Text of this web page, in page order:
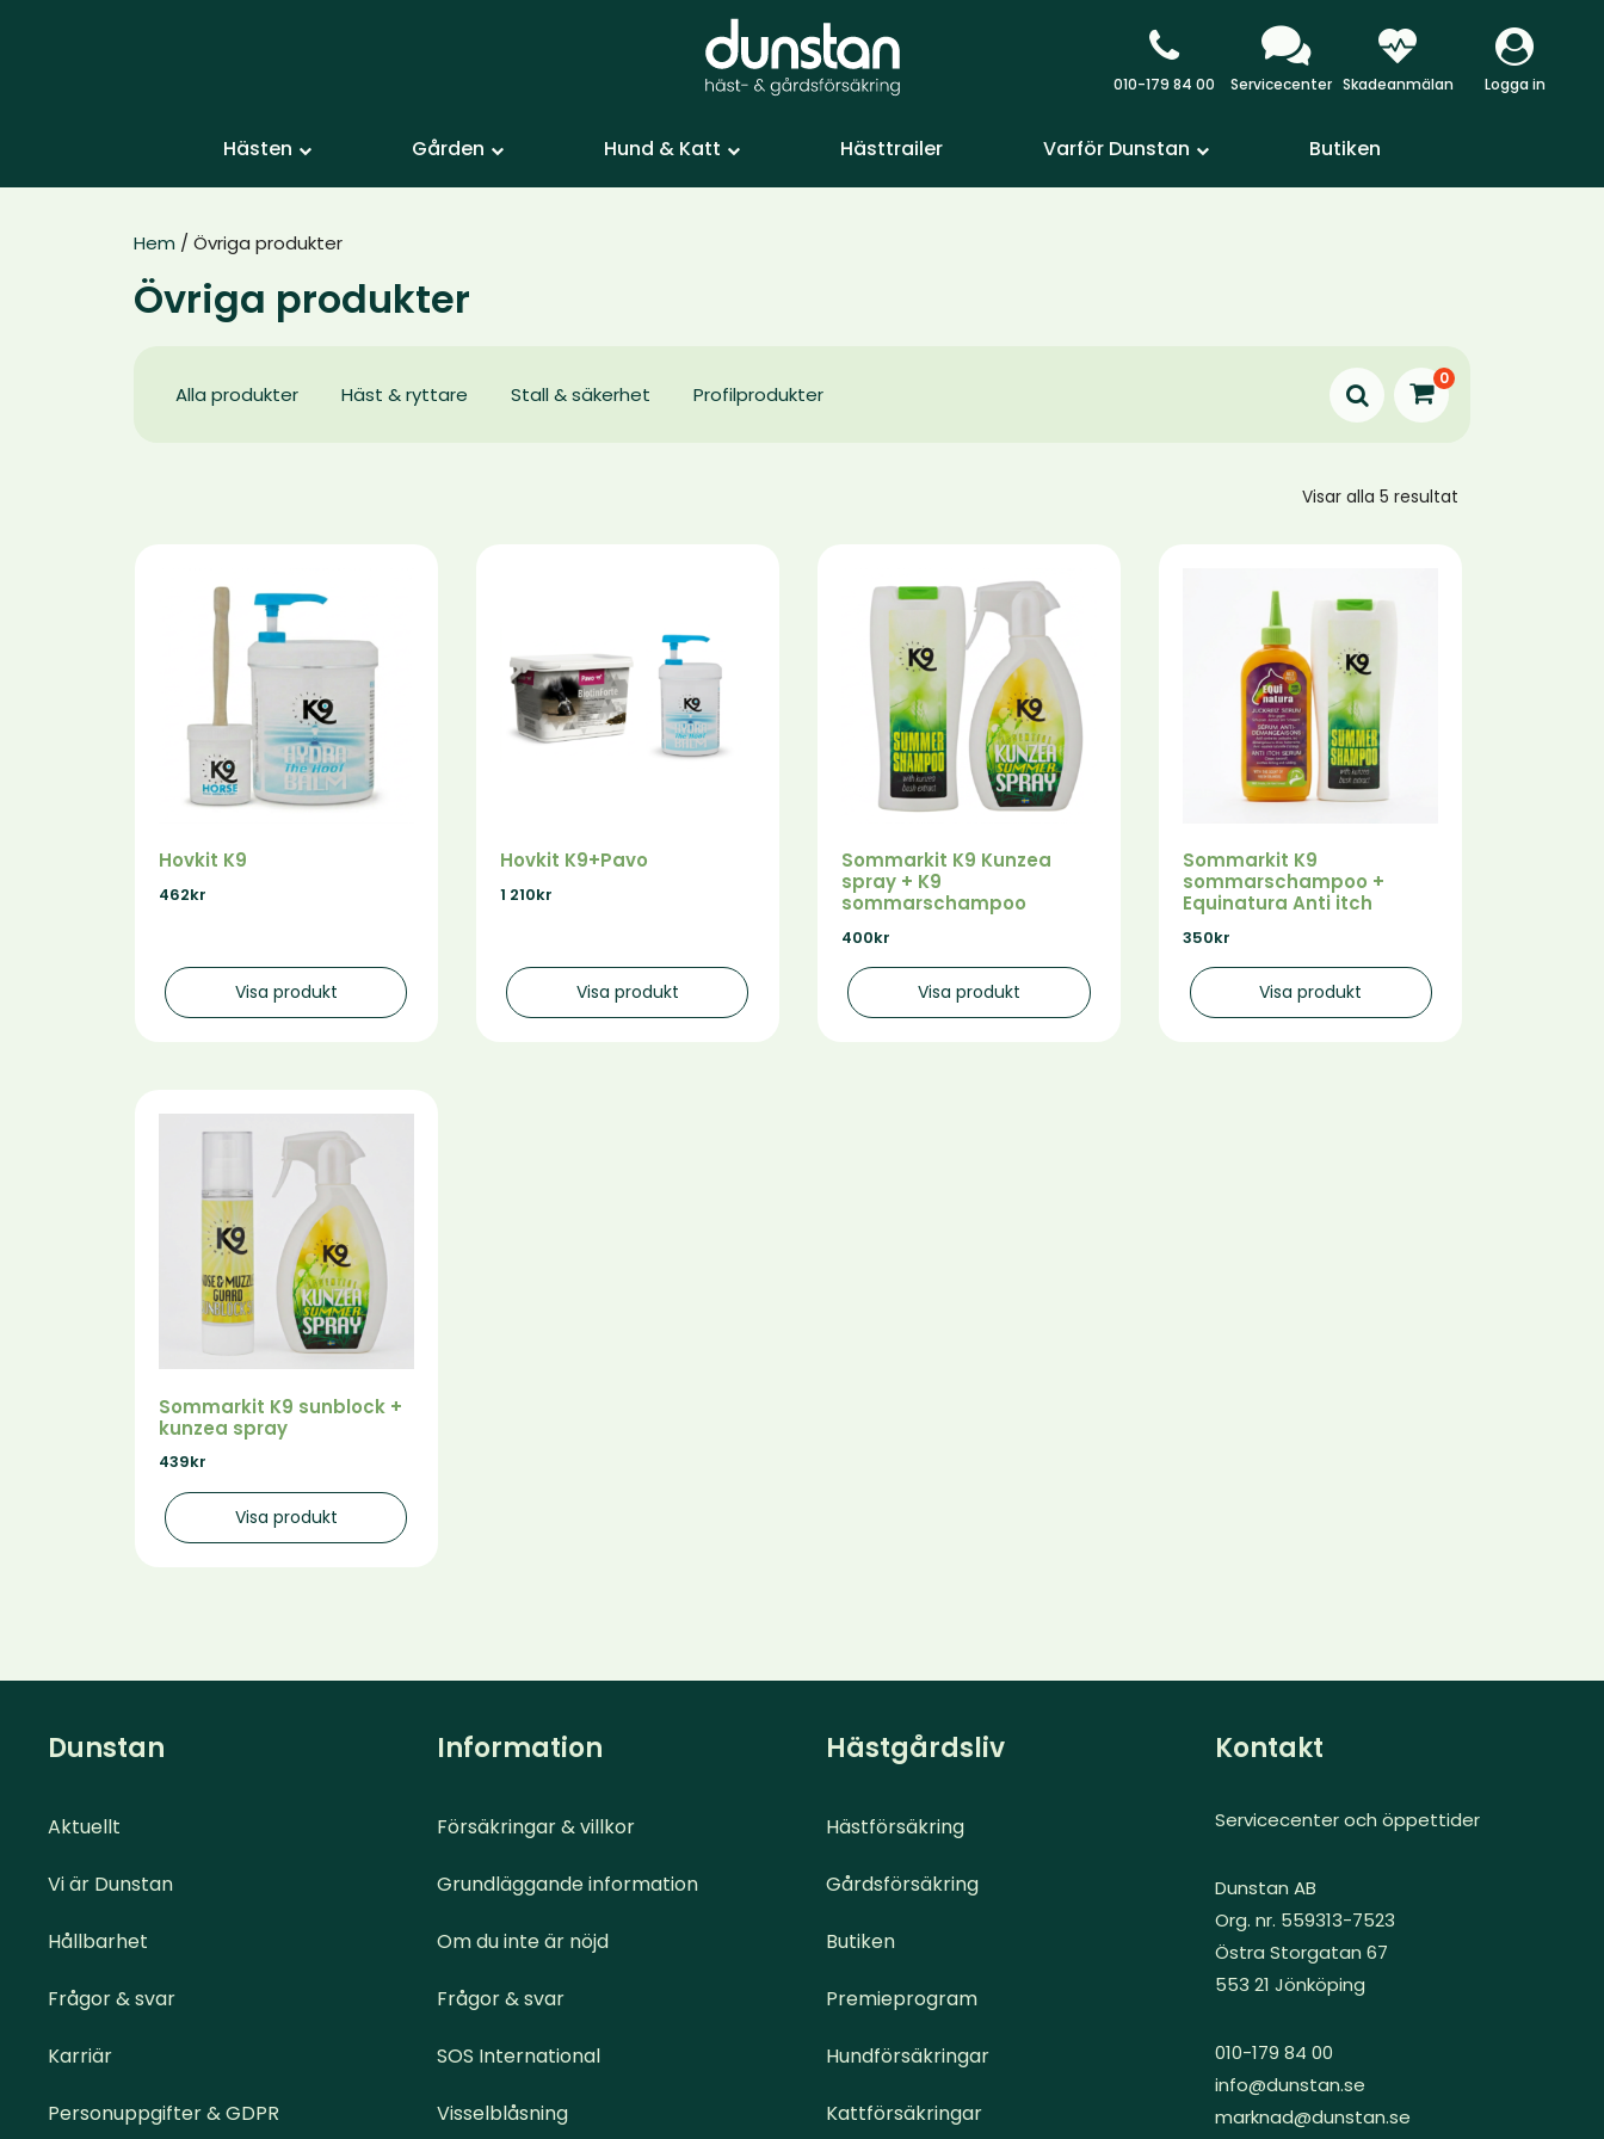
010-179 84 00 Servicecenter Skadeanmälan Logga in
Hästen Gården Hund & Katt Hästtrailer Varför Dunstan Butiken
Hem / Övriga produkter
Övriga produkter
Alla produkter Häst & ryttare Stall & säkerhet Profilprodukter
0
Visar alla 5 resultat
Hovkit K9
462kr
Visa produkt
Hovkit K9+Pavo
1 210kr
Visa produkt
Sommarkit K9 Kunzea
spray + K9
sommarschampoo
400kr
Visa produkt
Sommarkit K9
sommarschampoo +
Equinatura Anti itch
350kr
Visa produkt
Sommarkit K9 sunblock +
kunzea spray
439kr
Visa produkt
Dunstan
Aktuellt
Vi är Dunstan
Hållbarhet
Frågor & svar
Karriär
Personuppgifter & GDPR
Information
Försäkringar & villkor
Grundläggande information
Om du inte är nöjd
Frågor & svar
SOS International
Visselblåsning
Hästgårdsliv
Hästförsäkring
Gårdsförsäkring
Butiken
Premieprogram
Hundförsäkringar
Kattförsäkringar
Kontakt
Servicecenter och öppettider
Dunstan AB
Org. nr. 559313-7523
Östra Storgatan 67
553 21 Jönköping
010-179 84 00
info@dunstan.se
marknad@dunstan.se